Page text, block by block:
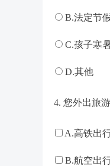
B.法定节
C.孩子寒
D.其他
4. 您外出旅
A.高铁出
B.航空出